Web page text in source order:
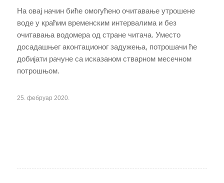
На овај начин биће омогућено очитавање утрошене
воде у краћим временским интервалима и без
очитавања водомера од стране читача. Уместо
досадашњег аконтационог задужења, потрошачи ће
добијати рачуне са исказаном стварном месечном
потрошњом.
25. фебруар 2020.